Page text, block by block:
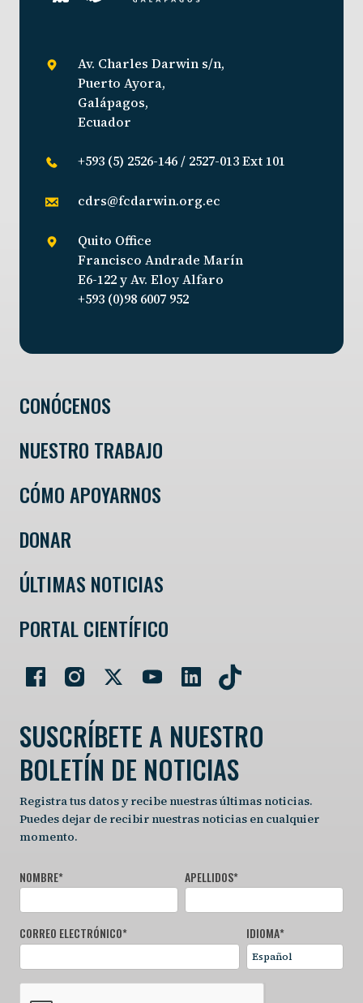
Av. Charles Darwin s/n,
Puerto Ayora,
Galápagos,
Ecuador
+593 (5) 2526-146 / 2527-013 Ext 101
cdrs@fcdarwin.org.ec
Quito Office
Francisco Andrade Marín
E6-122 y Av. Eloy Alfaro
+593 (0)98 6007 952
CONÓCENOS
NUESTRO TRABAJO
CÓMO APOYARNOS
DONAR
ÚLTIMAS NOTICIAS
PORTAL CIENTÍFICO
SUSCRÍBETE A NUESTRO
BOLETÍN DE NOTICIAS
Registra tus datos y recibe nuestras últimas noticias.
Puedes dejar de recibir nuestras noticias en cualquier
momento.
NOMBRE* APELLIDOS*
CORREO ELECTRÓNICO* IDIOMA*